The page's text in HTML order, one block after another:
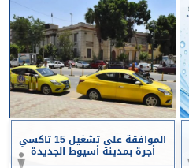
الموافقة على تشغيل 15 تاكسي
أجرة بمدينة أسيوط الجديدة